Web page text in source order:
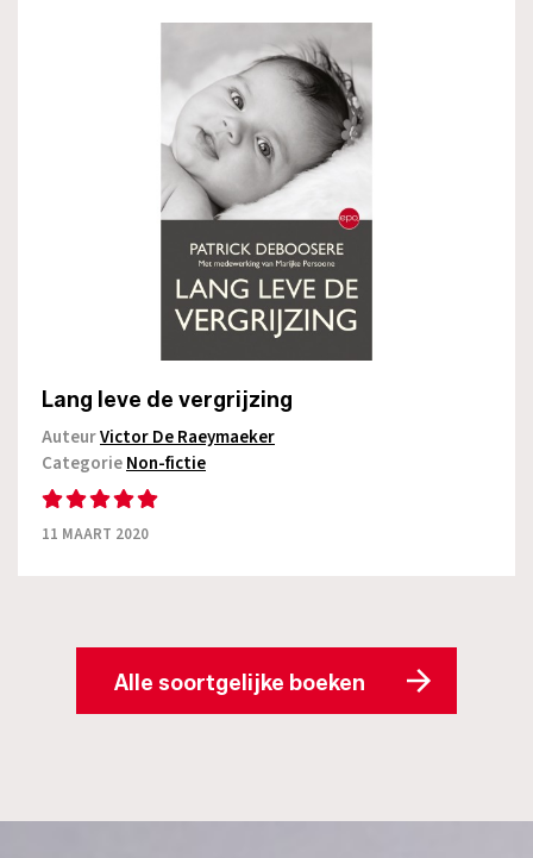
Lang leve de vergrijzing
AuteurVictor De Raeymaeker
CategorieNon-fictie
11 MAART 2020
Alle soortgelijke boeken